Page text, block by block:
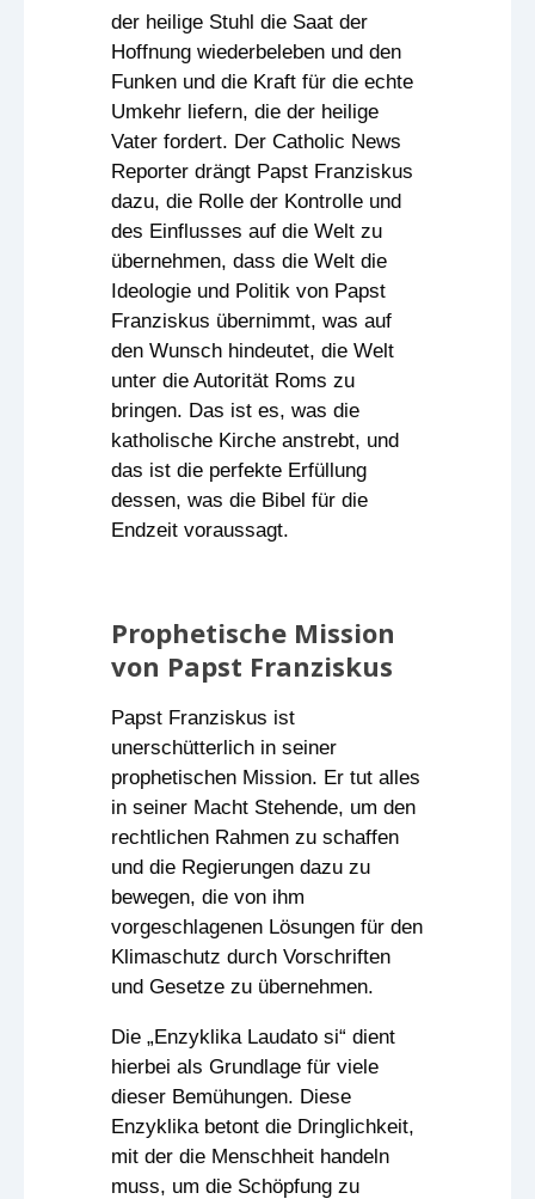
der heilige Stuhl die Saat der
Hoffnung wiederbeleben und den
Funken und die Kraft für die echte
Umkehr liefern, die der heilige
Vater fordert. Der Catholic News
Reporter drängt Papst Franziskus
dazu, die Rolle der Kontrolle und
des Einflusses auf die Welt zu
übernehmen, dass die Welt die
Ideologie und Politik von Papst
Franziskus übernimmt, was auf
den Wunsch hindeutet, die Welt
unter die Autorität Roms zu
bringen. Das ist es, was die
katholische Kirche anstrebt, und
das ist die perfekte Erfüllung
dessen, was die Bibel für die
Endzeit voraussagt.
Prophetische Mission
von Papst Franziskus
Papst Franziskus ist
unerschütterlich in seiner
prophetischen Mission. Er tut alles
in seiner Macht Stehende, um den
rechtlichen Rahmen zu schaffen
und die Regierungen dazu zu
bewegen, die von ihm
vorgeschlagenen Lösungen für den
Klimaschutz durch Vorschriften
und Gesetze zu übernehmen.
Die „Enzyklika Laudato si“ dient
hierbei als Grundlage für viele
dieser Bemühungen. Diese
Enzyklika betont die Dringlichkeit,
mit der die Menschheit handeln
muss, um die Schöpfung zu